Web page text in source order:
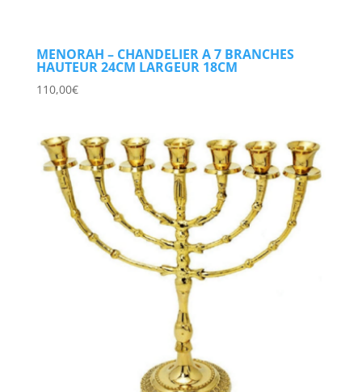
MENORAH – CHANDELIER A 7 BRANCHES
HAUTEUR 24CM LARGEUR 18CM
110,00€